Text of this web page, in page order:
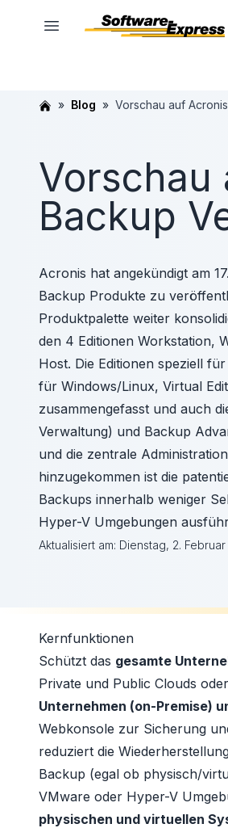
Blog Vorschau auf
Vorschau
Backup
Acronis hat angekündigt am
Backup Produkte zu
Produktpalette weiter
den 4 Editionen Workstation,
Host. Die Editionen speziell
für Windows/Linux, Virtual
zusammengefasst und auch
Verwaltung) und Backup
und die zentrale
hinzugekommen ist die
Backups innerhalb weniger
Hyper-V Umgebungen
Aktualisiert am: Dienstag, 2. Februar
Kernfunktionen
Schützt das gesamte
Private und Public Clouds
Unternehmen (on-Premise)
Webkonsole zur Sicherung
reduziert die
Backup (egal ob physisch/
VMware oder Hyper-V
physischen und virtuellen